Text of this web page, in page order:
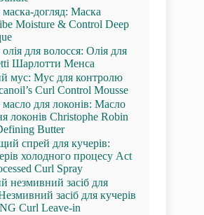
догляд: Маска
Moisture & Control Deep
для волосся: Олія для
Шарлотти Менса
мус: Мус для контролю
Curl Control Mousse
для локонів: Масло
локонів Christophe Robin
Butter
спрей для кучерів:
холодного процесу Act
Curl Spray
незмивний засіб для
засіб для кучерів
Curl Leave-in